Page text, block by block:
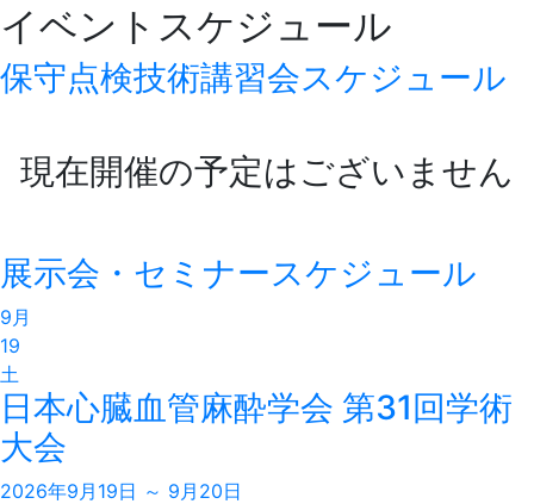
イベントスケジュール
保守点検技術講習会スケジュール
現在開催の予定はございません
展示会・セミナースケジュール
9月
19
土
日本心臓血管麻酔学会 第31回学術
大会
2026年9月19日 ～ 9月20日